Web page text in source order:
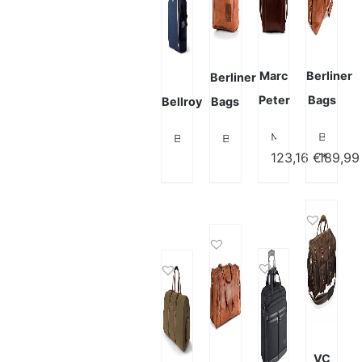
Bellroy
Berliner
Bags
Marc
Peter
123,16 €*
Berliner
Bags
VC